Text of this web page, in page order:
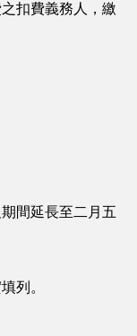
扣費義務人，繳
間延長至二月五
列。